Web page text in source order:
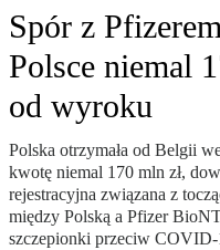
Spór z
Polsce niemal
od wyroku
Polska otrzymała od Belgii
kwotę niemal 170 mln zł,
rejestracyjna związana z
między Polską a Pfizer
szczepionki przeciw COVID-